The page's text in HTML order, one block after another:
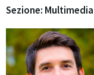
Sezione: Multimedia